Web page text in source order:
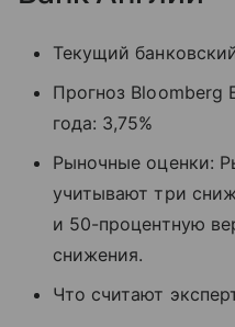
Текущий
Прогноз Bloomberg
года: 3,75%
Рыночные оценки:
учитывают три
и 50-процентную
снижения.
Что считают